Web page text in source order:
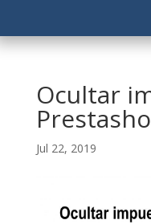
Ocultar
Jul 22, 2019